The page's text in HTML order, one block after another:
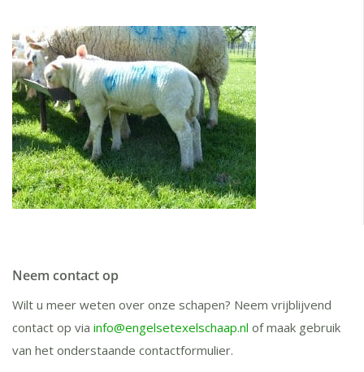
Neem contact op
Wilt u meer weten over onze schapen? Neem vrijblijvend
contact op via info@engelsetexelschaap.nl of maak gebruik
van het onderstaande contactformulier.